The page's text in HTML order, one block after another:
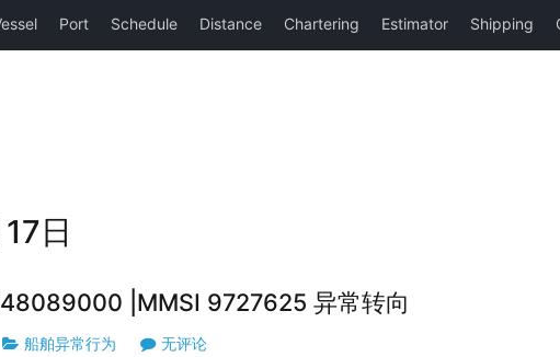
日
|MMSI 9727625 异常转向
船舶异常行为 无评论